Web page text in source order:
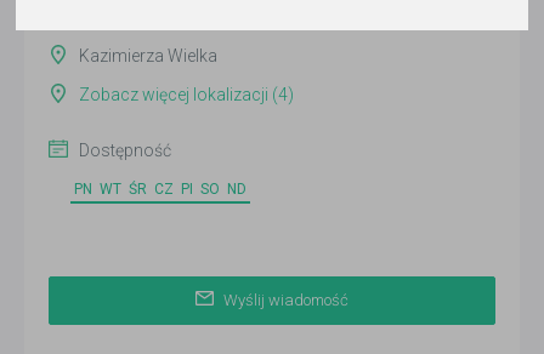
Kazimierza Wielka
Zobacz więcej lokalizacji (4)
Dostępność
PN WT ŚR CZ PI SO ND
Wyślij wiadomość